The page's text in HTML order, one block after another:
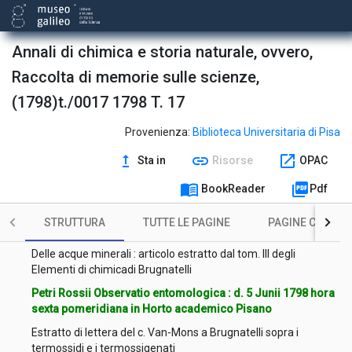
Annali di chimica e storia naturale, ovvero,
Raccolta di memorie sulle scienze,
(1798)t./0017 1798 T. 17
Provenienza: Biblioteca Universitaria di Pisa
upgrade Sta in link Risorse open_in_new OPAC
menu_book BookReader picture_as_pdf Pdf
STRUTTURA TUTTE LE PAGINE PAGINE CON
sesso
Delle acque minerali : articolo estratto dal tom. III degli
Elementi di chimicadi Brugnatelli
Petri Rossii Observatio entomologica : d. 5 Junii 1798 hora
sexta pomeridiana in Horto academico Pisano
Estratto di lettera del c. Van-Mons a Brugnatelli sopra i
termossidi e i termossigenati